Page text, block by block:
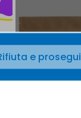
e prosegui